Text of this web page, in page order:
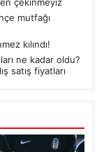
çekinmeyiz
mutfağı
kılındı!
ne kadar oldu?
satış fiyatları